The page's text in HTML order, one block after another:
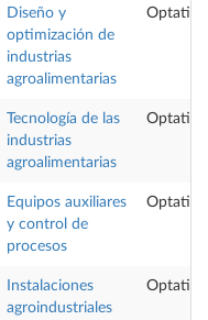
Diseño y
optimización de
industrias
agroalimentarias
Optativa
Tecnología de las
industrias
agroalimentarias
Optativa
Equipos auxiliares
y control de
procesos
Optativa
Instalaciones
agroindustriales
Optativa